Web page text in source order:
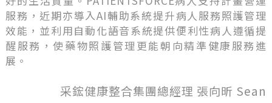
服務，近期亦導入AI輔助系統提升病人服務照護管理
效能，並利用自動化語音系統提供便利性病人遵循提
醒服務，使藥物照護管理更能朝向精準健康服務進
展。
采鋐健康整合集團總經理 張向昕 Sean